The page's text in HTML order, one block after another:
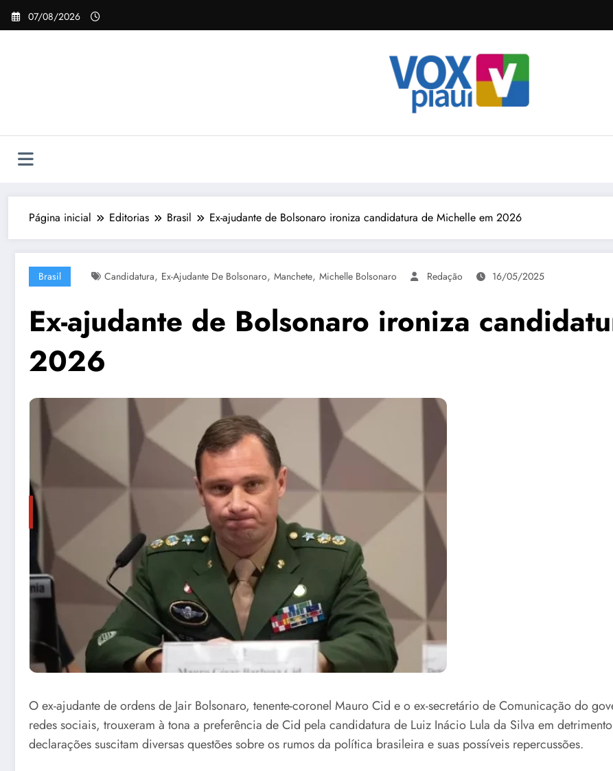
Pular
para
07/08/2026
Página inicial Editorias Brasil Ex-ajudante de Bolsonaro ironiza candidatura de Michelle em 2026
Brasil Candidatura, Ex-Ajudante De Bolsonaro, Manchete, Michelle Bolsonaro Redação 16/05/2025
Ex-ajudante de Bolsonaro ironiza
2026
O ex-ajudante de ordens de Jair Bolsonaro, tenente-coronel Mauro Cid e o ex-secretário de Comunicação do
redes sociais, trouxeram à tona a preferência de Cid pela candidatura de Luiz Inácio Lula da Silva em
declarações suscitam diversas questões sobre os rumos da política brasileira e suas possíveis repercussões.